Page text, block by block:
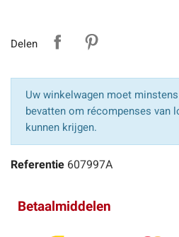
Delen
Uw winkelwagen moet
bevatten om récompenses van
kunnen krijgen.
Referentie 607997A
Betaalmiddelen